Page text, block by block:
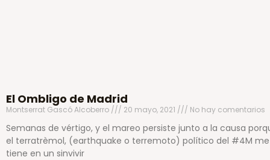
El Ombligo de Madrid
Montserrat Gascó Alcoberro 20 mayo, 2021 No hay comentarios
Semanas de vértigo, y el mareo persiste junto a la causa
el terratrèmol, (earthquake o terremoto) político del #4M me
tiene en un sinvivir